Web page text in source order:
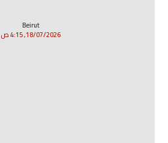
Beirut
18/07/2026, 4:15 ص